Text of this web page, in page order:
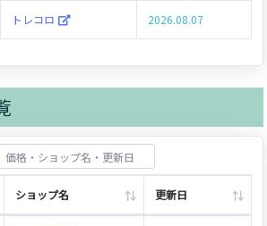
トレコロ 2026.08.07
ショップ名 更新日